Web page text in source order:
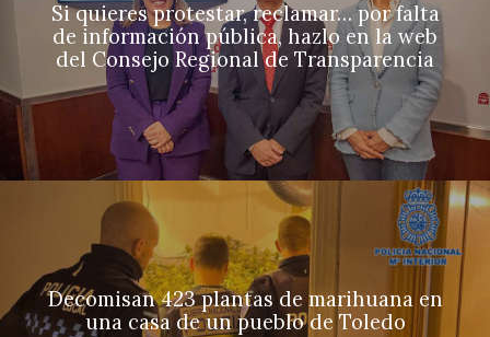
Si quieres protestar, reclamar… por falta
de información pública, hazlo en la web
del Consejo Regional de Transparencia
Decomisan 423 plantas de marihuana en
una casa de un pueblo de Toledo